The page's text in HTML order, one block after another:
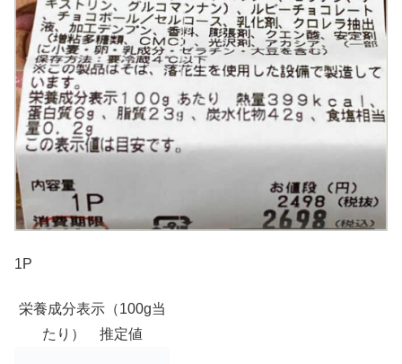
1P
栄養成分表示（100g当
たり） 推定値